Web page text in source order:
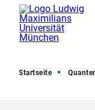
Startseite